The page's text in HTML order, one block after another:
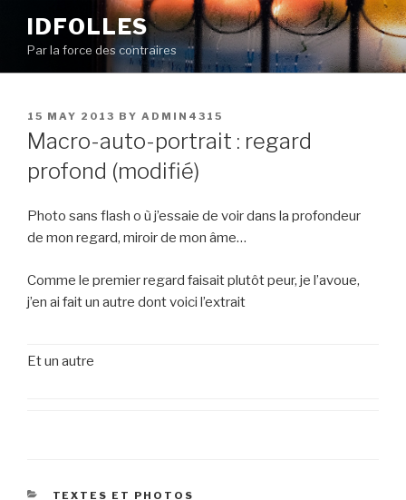
content
IDFOLLES
Par la force des contraires
POSTED
ON
15 MAY 2013 BY ADMIN4315
Macro-auto-portrait : regard
profond (modifié)
Photo sans flash o ù j’essaie de voir dans la profondeur
de mon regard, miroir de mon âme…
Comme le premier regard faisait plutôt peur, je l’avoue,
j’en ai fait un autre dont voici l’extrait
Et un autre
CATEGORIES
TEXTES ET PHOTOS